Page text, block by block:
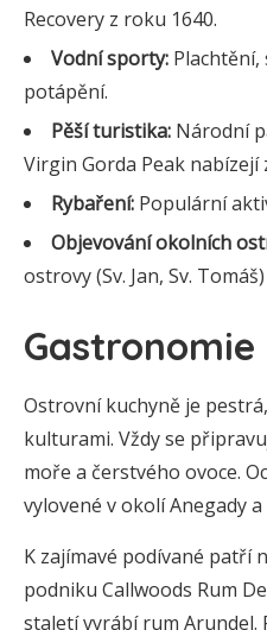
Recovery z roku 1640.
Vodní sporty:
potápění.
Pěší turistika: Národní
Virgin Gorda Peak nabízejí
Rybaření: Populární
Objevování okolních
ostrovy (Sv. Jan, Sv.
Gastronomie
Ostrovní kuchyně je
kulturami. Vždy se
moře a čerstvého ovoce.
vylovené v okolí Anegady
K zajímavé podívané patří
podniku Callwoods Rum
staletí vyrábí rum Arundel.